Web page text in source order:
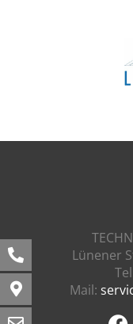
Lünener
Mail: